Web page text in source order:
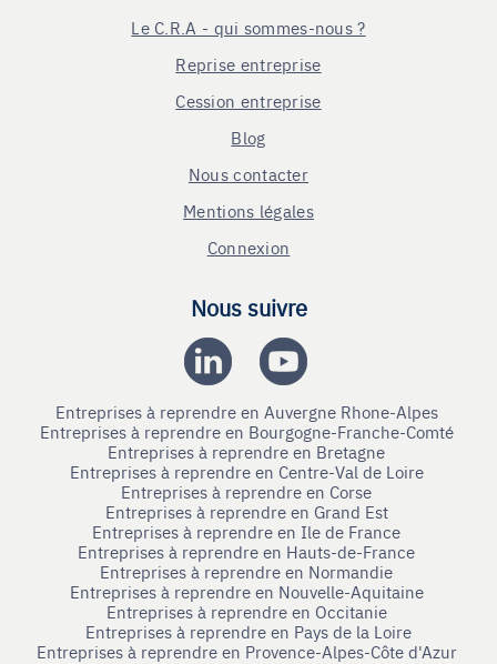
Le C.R.A - qui sommes-nous ?
Reprise entreprise
Cession entreprise
Blog
Nous contacter
Mentions légales
Connexion
Nous suivre
Entreprises à reprendre en Auvergne Rhone-Alpes
Entreprises à reprendre en Bourgogne-Franche-Comté
Entreprises à reprendre en Bretagne
Entreprises à reprendre en Centre-Val de Loire
Entreprises à reprendre en Corse
Entreprises à reprendre en Grand Est
Entreprises à reprendre en Ile de France
Entreprises à reprendre en Hauts-de-France
Entreprises à reprendre en Normandie
Entreprises à reprendre en Nouvelle-Aquitaine
Entreprises à reprendre en Occitanie
Entreprises à reprendre en Pays de la Loire
Entreprises à reprendre en Provence-Alpes-Côte d'Azur